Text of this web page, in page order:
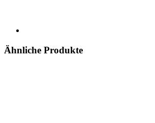
Ähnliche Produkte